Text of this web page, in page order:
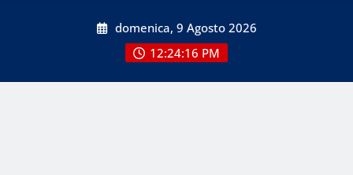
domenica, 9 Agosto 2026
12:24:16 PM